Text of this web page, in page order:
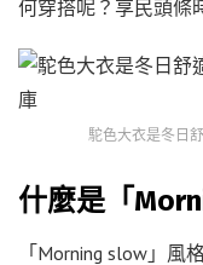
何穿搭呢？享民頭條
駝色大衣是冬日
什麼是「
「Morning slow」